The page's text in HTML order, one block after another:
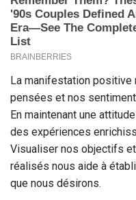
La manifestation positive
pensées et nos
En maintenant une
des expériences
Visualiser nos objectifs
réalisés nous aide à
que nous désirons.